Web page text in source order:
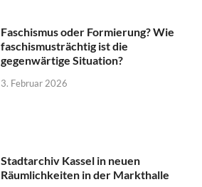
Faschismus oder Formierung? Wie
faschismusträchtig ist die
gegenwärtige Situation?
3. Februar 2026
Stadtarchiv Kassel in neuen
Räumlichkeiten in der Markthalle